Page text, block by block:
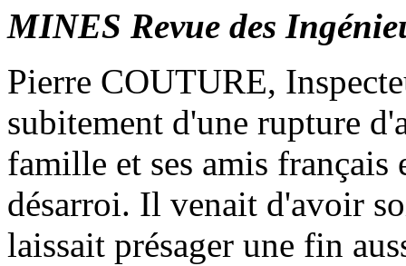
MINES Revue des
Pierre COUTURE,
subitement d'une rupture
famille et ses amis français
désarroi. Il venait d'avoir
laissait présager une fin